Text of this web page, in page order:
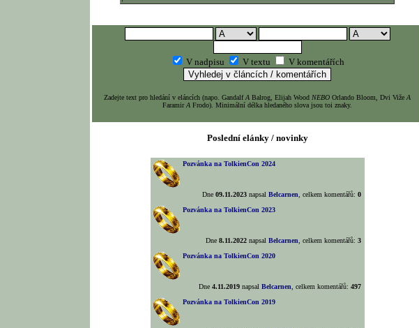
V nadpisu V textu V komentářích
Zadejte text pro hledání v eláncích (napo. GandalfA Balrog, Elijah Wood NEBO Orlando Bloom, Dvi Viže A
FaramirA Frodo). Minimální délka hledaného slova jsou toi znaky.
Poslední elánky / novinky
Pozvánka na TolkienCon 2024
Dne 09.11.2023napsal Belcarnen , celkem komentářů: 0
Pozvánka na TolkienCon 2023
Dne 8.11.2022napsal Belcarnen , celkem komentářů: 3
Pozvánka na TolkienCon 2020
Dne 4.11.2019napsal Belcarnen , celkem komentářů: 497
Pozvánka na TolkienCon 2019